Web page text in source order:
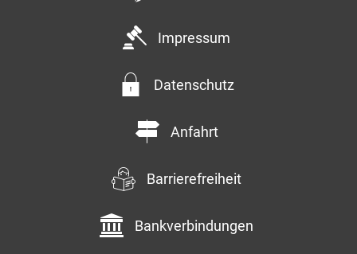
Impressum
Datenschutz
Anfahrt
Barrierefreiheit
Bankverbindungen